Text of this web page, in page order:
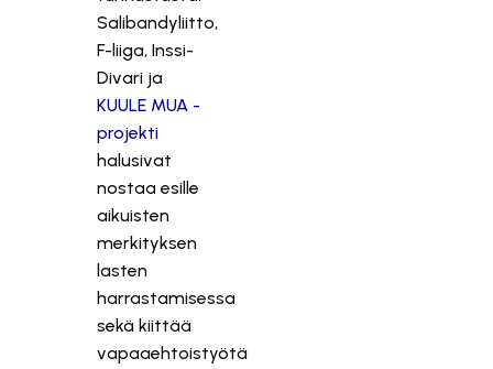
Salibandyliitto,
F-liiga, Inssi-
Divari ja
KUULE MUA -
projekti
halusivat
nostaa esille
aikuisten
merkityksen
lasten
harrastamisessa
sekä kiittää
vapaaehtoistyötä